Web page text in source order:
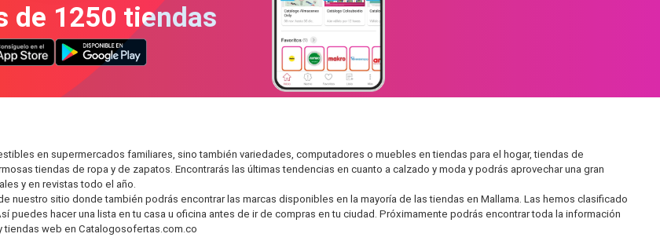
de 1250 tiendas
en supermercados familiares, sino también variedades, computadores o muebles en tiendas para el hogar, tiendas de
tiendas de ropa y de zapatos. Encontrarás las últimas tendencias en cuanto a calzado y moda y podrás aprovechar una gran
y en revistas todo el año.
sitio donde también podrás encontrar las marcas disponibles en la mayoría de las tiendas en Mallama. Las hemos clasificado
hacer una lista en tu casa u oficina antes de ir de compras en tu ciudad. Próximamente podrás encontrar toda la información
web en Catalogosofertas.com.co